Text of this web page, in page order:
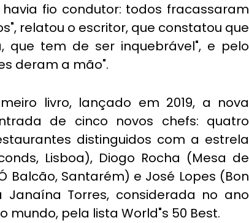
fio condutor: todos fracassaram
relatou o escritor, que constatou que
que tem de ser inquebrável", e pelo
deram a mão".
livro, lançado em 2019, a nova
de cinco novos chefs: quatro
distinguidos com a estrela
Lisboa), Diogo Rocha (Mesa de
Balcão, Santarém) e José Lopes (Bon
Janaína Torres, considerada no ano
pela lista World"s 50 Best.